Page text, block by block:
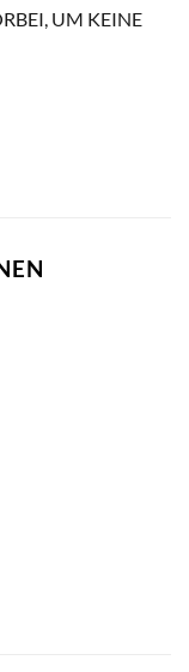
UM KEINE N